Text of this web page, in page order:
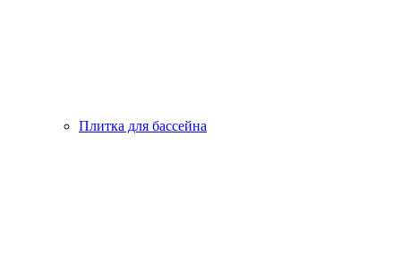
Плитка для бассейна